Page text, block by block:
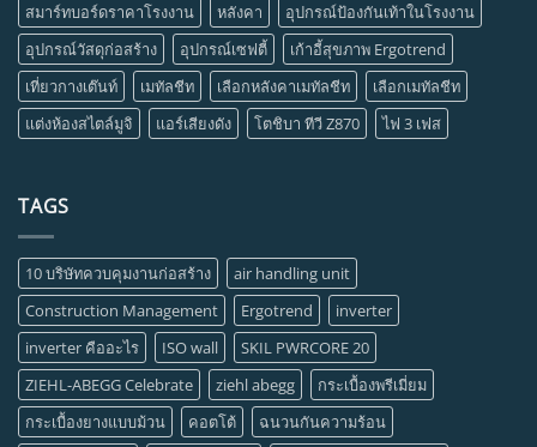
สมาร์ทบอร์ดราคาโรงงาน
หลังคา
อุปกรณ์ป้องกันเท้าในโรงงาน
อุปกรณ์วัสดุก่อสร้าง
อุปกรณ์เซฟตี้
เก้าอี้สุขภาพ Ergotrend
เที่ยวกางเต๊นท์
เมทัลชีท เลือกหลังคาเมทัลชีท
เลือกเมทัลชีท
แต่งห้องสไตล์มูจิ
แอร์เสียงดัง โตชิบา ทีวี Z870 ไฟ 3 เฟส
TAGS
10 บริษัทควบคุมงานก่อสร้าง
air handling unit
Construction Management
Ergotrend
inverter
inverter คืออะไร
ISO wall
SKIL PWRCORE 20
ZIEHL-ABEGG Celebrate
ziehl abegg
กระเบื้องพรีเมี่ยม
กระเบื้องยางแบบม้วน
คอตโต้ ฉนวนกันความร้อน